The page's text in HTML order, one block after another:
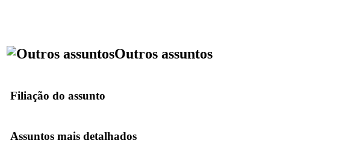
Outros assuntos
Filiação do assunto
Assuntos mais detalhados